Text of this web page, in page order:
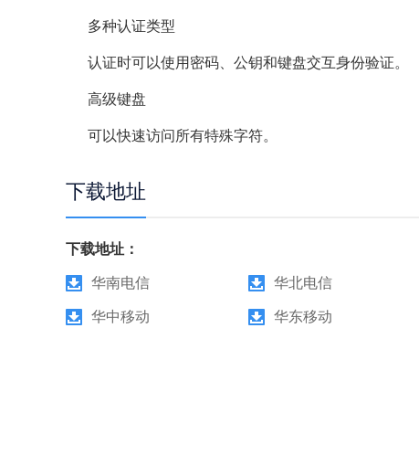
多种认证类型
认证时可以使用密码、公钥和键盘交互身份验证。
高级键盘
可以快速访问所有特殊字符。
下载地址
下载地址：
华南电信 华北电信
华中移动 华东移动